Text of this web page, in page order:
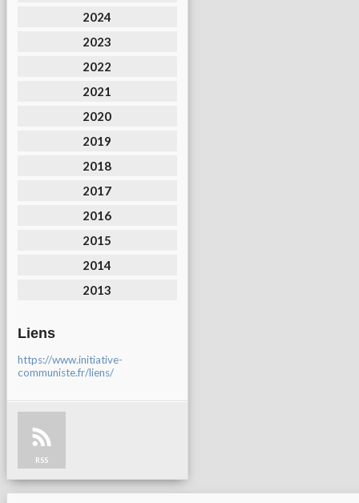
2024
2023
2022
2021
2020
2019
2018
2017
2016
2015
2014
2013
Liens
https://www.initiative-
communiste.fr/liens/
RSS